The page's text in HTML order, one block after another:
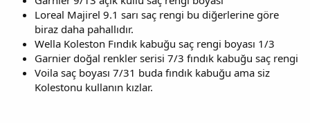
Loreal Majirel 9.1 sarı saç rengi bu diğerlerine göre
biraz daha pahallıdır.
Wella Koleston Fındık kabuğu saç rengi boyası 1/3
Garnier doğal renkler serisi 7/3 fındık kabuğu saç rengi
Voila saç boyası 7/31 buda fındık kabuğu ama siz
Kolestonu kullanın kızlar.